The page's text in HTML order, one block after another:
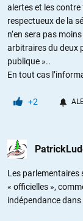
alertes et les contre
respectueux de la
n’en sera pas
arbitraires du deux
publique »..
En tout cas
+2
Les parlementaires
« officielles »,
indépendance